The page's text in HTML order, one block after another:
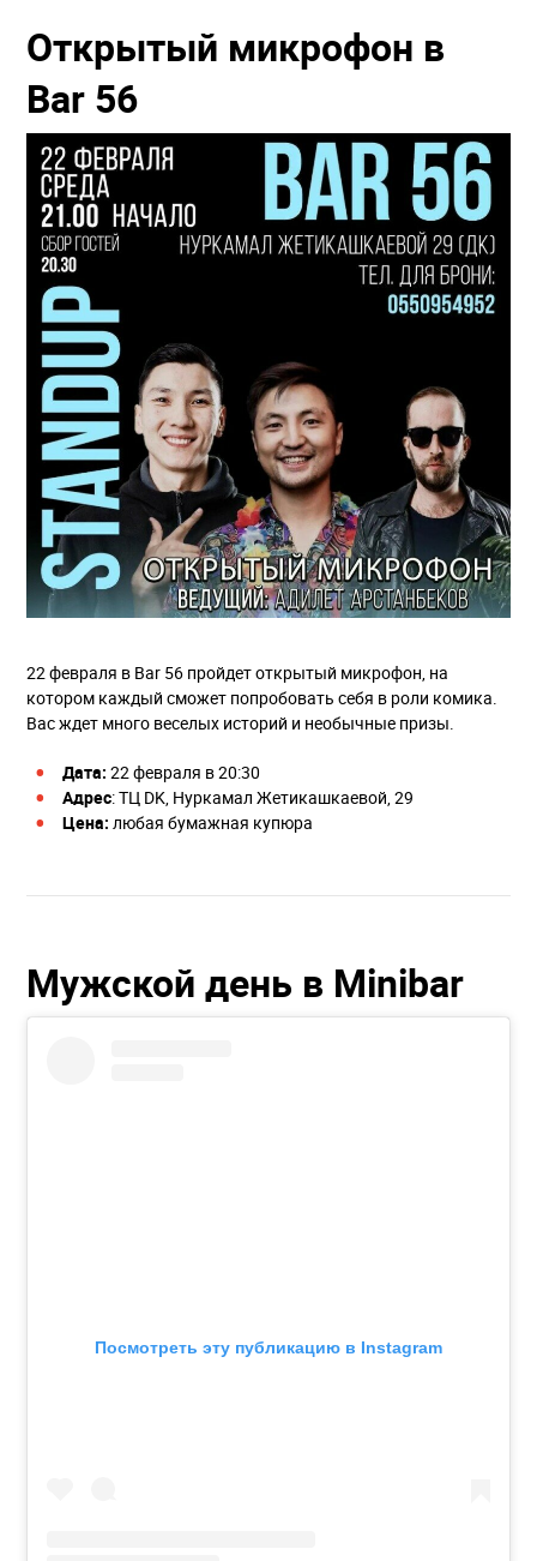
Открытый микрофон в
Bar 56
22 февраля в Bar 56 пройдет открытый микрофон, на
котором каждый сможет попробовать себя в роли комика.
Вас ждет много веселых историй и необычные призы.
Дата: 22 февраля в 20:30
Адрес: ТЦ DK, ​Нуркамал Жетикашкаевой, 29
Цена: любая бумажная купюра
Мужской день в Minibar
Посмотреть эту публикацию в Instagram